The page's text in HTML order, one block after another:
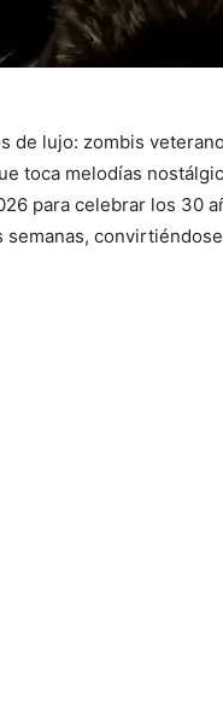
de lujo: zombis
toca melodías
para celebrar los 30
semanas,